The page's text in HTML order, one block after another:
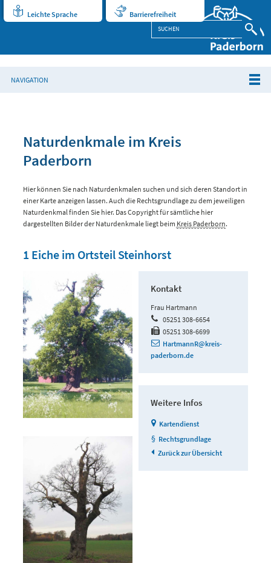
Leichte Sprache Barrierefreiheit
NAVIGATION
Naturdenkmale im Kreis
Paderborn
Hier können Sie nach Naturdenkmalen suchen und sich deren Standort in
einer Karte anzeigen lassen. Auch die Rechtsgrundlage zu dem jeweiligen
Naturdenkmal finden Sie hier. Das Copyright für sämtliche hier
dargestellten Bilder der Naturdenkmale liegt beim Kreis Paderborn.
1 Eiche im Ortsteil Steinhorst
Kontakt
Frau Hartmann
05251 308-6654
05251 308-6699
HartmannR@kreis-
paderborn.de
Weitere Infos
Kartendienst
Rechtsgrundlage
Zurück zur Übersicht